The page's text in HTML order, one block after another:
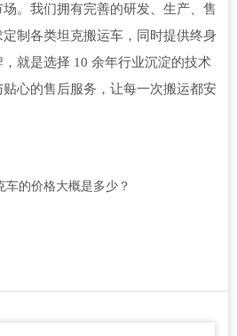
。我们拥有完善的研发、生产、售
制各类坦克搬运车，同时提供终身
就是选择 10 余年行业沉淀的技术
心的售后服务，让每一次搬运都安
车的价格大概是多少？